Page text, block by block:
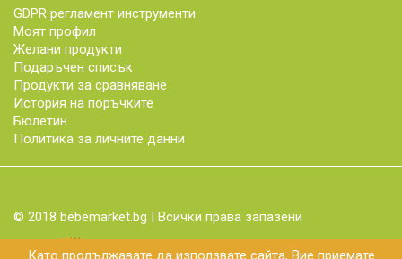
Като продължавате да използвате сайта, Вие приемате
GDPR регламент инструменти
Моят профил
Желани продукти
Подаръчен списък
Продукти за сравняване
История на поръчките
Бюлетин
Политика за личните данни
© 2018 bebemarket.bg | Всички права запазени